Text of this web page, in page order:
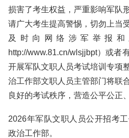
损害了考生权益，严重影响军队
请广大考生提高警惕，切勿上当
及时向网络涉军举报和
http://www.81.cn/wlsjjbpt）或者
开展军队文职人员考试培训专项
治工作部文职人员主管部门将联
良好的考试秩序，营造公平公正
2026年军队文职人员公开招考
政治工作部。